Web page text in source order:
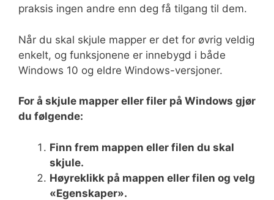
praksis ingen andre enn deg få tilgang til dem.
Når du skal skjule mapper er det for øvrig veldig
enkelt, og funksjonene er innebygd i både
Windows 10 og eldre Windows-versjoner.
For å skjule mapper eller filer på Windows gjør
du følgende:
Finn frem mappen eller filen du skal
skjule.
Høyreklikk på mappen eller filen og velg
«Egenskaper».